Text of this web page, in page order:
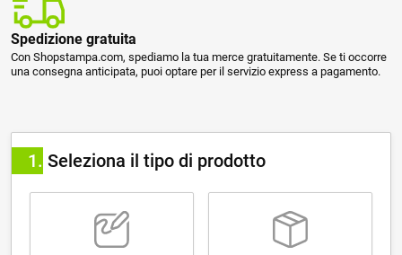
Spedizione gratuita
Con Shopstampa.com, spediamo la tua merce gratuitamente. Se ti occorre
una consegna anticipata, puoi optare per il servizio express a pagamento.
1 Seleziona il tipo di prodotto